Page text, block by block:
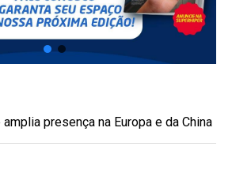
presença na Europa e da China